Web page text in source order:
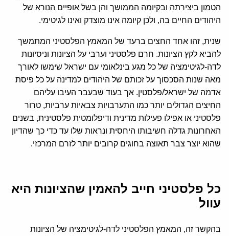
הטמון ביצירתה ובקיומה הממושך והן בשל אופיים הנורא של
היהודים החיים בה, ולכן קיומה אינו מוצדק ואינו לגיטימי.
שנית, זהו אחד החצים ברעד של המאמץ הפלסטיני המתמשך
להביא לקץ הציונות. חרם פלסטיני וערבי על הציונות וניסיונות
לדה-לגיטימציה של כל מגע בינלאומי עם ישראל שימשו לאורך
מאה שנות הסכסוך על זכותם של היהודים למדינה על כל פיסת
אדמה של ישראל/פלסטין. אך בעוד שבעבר העיבו עליהם
החיצים הגדולים יותר כמו התערבויות צבאיות ערביות, טרור
פלסטיני או אפילו פעילות מדינית ודיפלומטית פלסטינית, בשנים
האחרונות גדלה חשיבותו היחסית ונראות שלו עד כדי כך שהדיון
שהוא יוצר צבר תאוצה בחוגים קרובים יותר לזרם המרכזי.
כל פלסטיני חייב להאמין שהציונות היא
עוול
בהקשר זה, המאמץ הפלסטיני לדה-לגיטימציה של הציונות